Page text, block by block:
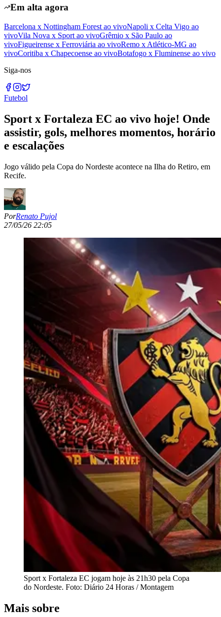
Em alta agora
Barcelona x Nottingham Forest ao vivoNapoli x Celta Vigo ao
vivoVila Nova x Sport ao vivoGrêmio x São Paulo ao
vivoFigueirense x Ferroviária ao vivoRemo x Atlético-MG ao
vivoCoritiba x Chapecoense ao vivoBotafogo x Fluminense ao vivo
Siga-nos
Futebol
Sport x Fortaleza EC ao vivo hoje! Onde
assistir, gols, melhores momentos, horário
e escalações
Jogo válido pela Copa do Nordeste acontece na Ilha do Retiro, em
Recife.
PorRenato Pujol
27/05/26 22:05
Sport x Fortaleza EC jogam hoje às 21h30 pela Copa
do Nordeste. Foto: Diário 24 Horas / Montagem
Mais sobre